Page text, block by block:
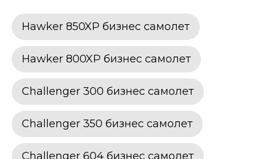
Hawker 850XP бизнес самолет
Hawker 800XP бизнес самолет
Challenger 300 бизнес самолет
Challenger 350 бизнес самолет
Challenger 604 бизнес самолет